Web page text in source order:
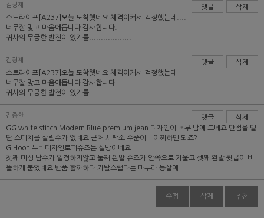
김광제 삭제
댓글
스트라이프[A237]오늘 도착햇네요 체격이커서 걱정했는데....
너무잘 맞고 마음에듭니다 감사합니다.
귀사의 무궁한 발전이 있기를..................
김광제 삭제
댓글
스트라이프[A237]오늘 도착햇네요 체격이커서 걱정했는데....
너무잘 맞고 마음에듭니다 감사합니다.
귀사의 무궁한 발전이 있기를..................
김종환 삭제
댓글
GG white stitch Modern Blue premium jean 디자인이 너무 맘에 드네요 단점을 밑
단 스티치를 살릴수가 없네요 근처 세탁소 수준이...어찌하면 되죠?
G Hoon 누비디자인로퍼슈즈는 실망이네요
첫째 미싱 땀수가 일정하지않고 둘째 왼발 슈즈가 안쪽으로 기울고 셋째 왼발 뒷굽이 비
뚤하게 붙었네요 반품 할까하다 가탈스럽다는 마누라 등살에....
수정 삭제 추천